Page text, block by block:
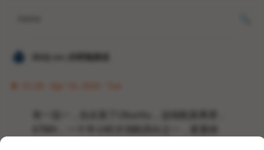
𝐙𝐆𝐐 ɪɴᴄ.的唠嗑频道